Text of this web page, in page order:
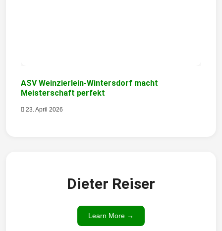
ASV Weinzierlein-Wintersdorf macht
Meisterschaft perfekt
23. April 2026
Dieter Reiser
Learn More →